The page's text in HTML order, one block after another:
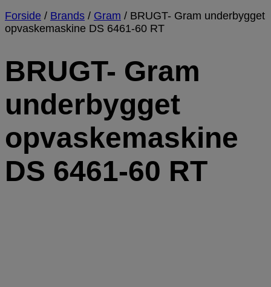
Forside / Brands / Gram / BRUGT- Gram underbygget
opvaskemaskine DS 6461-60 RT
BRUGT- Gram
underbygget
opvaskemaskine
DS 6461-60 RT